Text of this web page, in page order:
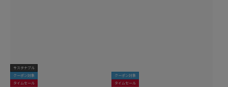
サステナブル
クーポン対象
タイムセール
クーポン対象
タイムセール